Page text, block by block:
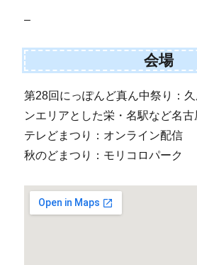
–
会場
第28回にっぽんど真ん中祭り：
ンエリアとした栄・名駅など名
テレどまつり：オンライン配信
秋のどまつり：モリコロパーク